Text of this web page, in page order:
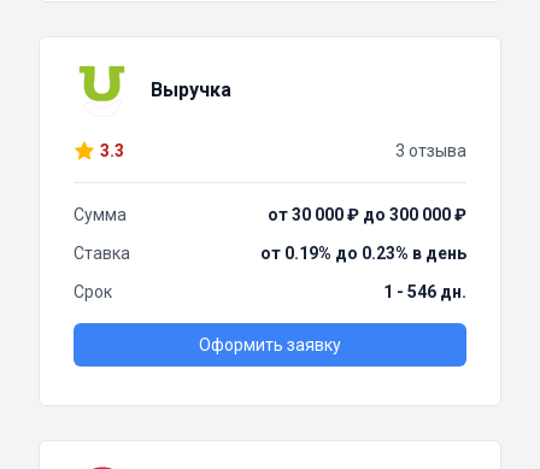
Выручка
3.3 3 отзыва
Сумма
от 30 000 ₽ до 300 000 ₽
Ставка
от 0.19% до 0.23% в день
Срок
1 - 546 дн.
Оформить заявку